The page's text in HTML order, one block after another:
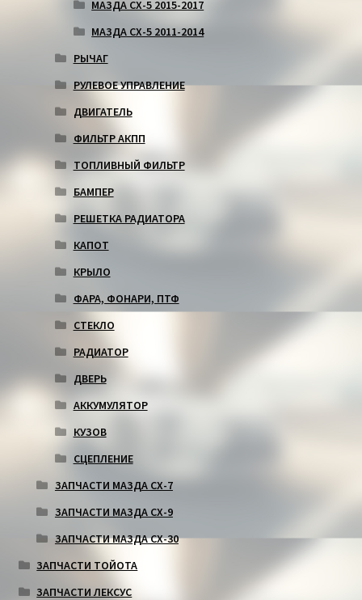
МАЗДА СХ-5 2015-2017
МАЗДА СХ-5 2011-2014
РЫЧАГ
РУЛЕВОЕ УПРАВЛЕНИЕ
ДВИГАТЕЛЬ
ФИЛЬТР АКПП
ТОПЛИВНЫЙ ФИЛЬТР
БАМПЕР
РЕШЕТКА РАДИАТОРА
КАПОТ
КРЫЛО
ФАРА, ФОНАРИ, ПТФ
СТЕКЛО
РАДИАТОР
ДВЕРЬ
АККУМУЛЯТОР
КУЗОВ
СЦЕПЛЕНИЕ
ЗАПЧАСТИ МАЗДА СХ-7
ЗАПЧАСТИ МАЗДА СХ-9
ЗАПЧАСТИ МАЗДА СХ-30
ЗАПЧАСТИ ТОЙОТА
ЗАПЧАСТИ ЛЕКСУС